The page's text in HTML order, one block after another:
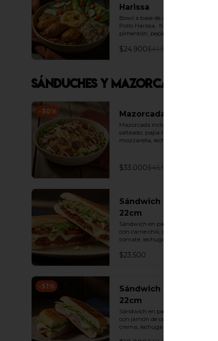
Harissa
Bowl a base de arroz integral con
Pollo Harissa,  hummus de
pimentón, pepino, tomate y
$24.900$41.900
Sánduches y Mazorcadas
-30% Mazorcada de chorizo
Mazorcada incluye Chorizo, maíz
salteado, papa ripio, queso
mozzarella, lechuga batavia y
$33.000$46.900
Sándwich Mexicano
22cm
Sándwich en pan cubano (22cm)
con carne chili, queso, guacamole,
tomate, lechuga y salsa de ajo.
$23.500
-51%
Sándwich de Jamón
22cm
Sándwich en pan cubano (22cm)
con jamón de cerdo, queso doble
crema, lechuga y salsa de ajo.